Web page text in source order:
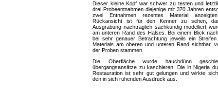
Dieser kleine Kopf war schwer zu testen und
drei Probeentnahmen diejenige mit 370 Jahren
zwei Entnahmen rezentes Material
Rückansicht ist für den Kenner zu sehen,
Ausgrabung nachträglich sachkundig modelliert
am unteren Rand des Halses. Bei einem Blick
bei sehr genauer Betrachtung jeweils ein Streifen
Materials am oberen und unteren Rand sichtbar,
der Proben stammen.
Die Oberfläche wurde hauchdünn
übergangsansätze zu kaschieren. Die in Nigeria
Restauration ist sehr gut gelungen und wirkte
den in sich ruhenden Ausdruck aus.